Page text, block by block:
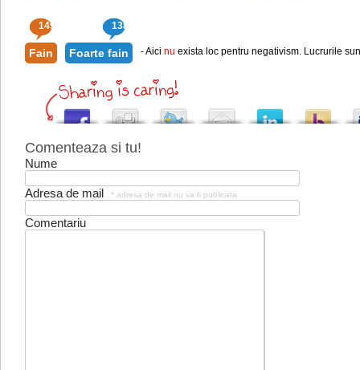
149 138
Fain Foarte fain - Aici nu exista loc pentru negativism. Lucrurile
Comenteaza si tu!
Nume
Adresa de mail * adresa de mail nu va fi publicata
Comentariu